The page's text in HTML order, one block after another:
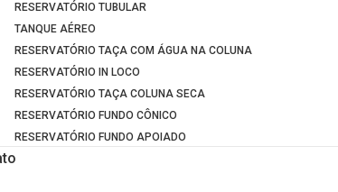
RESERVATÓRIO TUBULAR
TANQUE AÉREO
RESERVATÓRIO TAÇA COM ÁGUA NA COLUNA
RESERVATÓRIO IN LOCO
RESERVATÓRIO TAÇA COLUNA SECA
RESERVATÓRIO FUNDO CÔNICO
RESERVATÓRIO FUNDO APOIADO